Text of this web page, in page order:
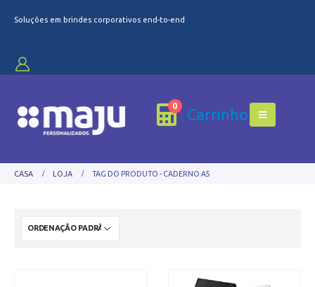
Soluções em brindes corporativos end-to-end
0 Carrinho
CASA LOJA TAG DO PRODUTO - CADERNO A5